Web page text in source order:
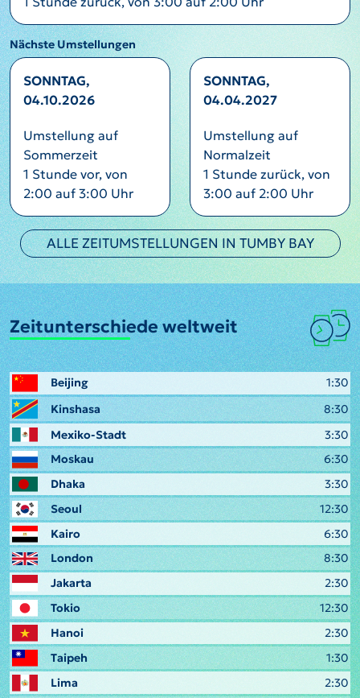
Nächste Umstellungen
SONNTAG,
04.10.2026
Umstellung auf
Sommerzeit
1 Stunde vor, von
2:00 auf 3:00 Uhr
SONNTAG,
04.04.2027
Umstellung auf
Normalzeit
1 Stunde zurück, von
3:00 auf 2:00 Uhr
ALLE ZEITUMSTELLUNGEN IN TUMBY BAY
Zeitunterschiede weltweit
Beijing
1:30
Kinshasa
8:30
Mexiko-Stadt
3:30
Moskau
6:30
Dhaka
3:30
Seoul
12:30
Kairo
6:30
London
8:30
Jakarta
2:30
Tokio
12:30
Hanoi
2:30
Taipeh
1:30
Lima
2:30